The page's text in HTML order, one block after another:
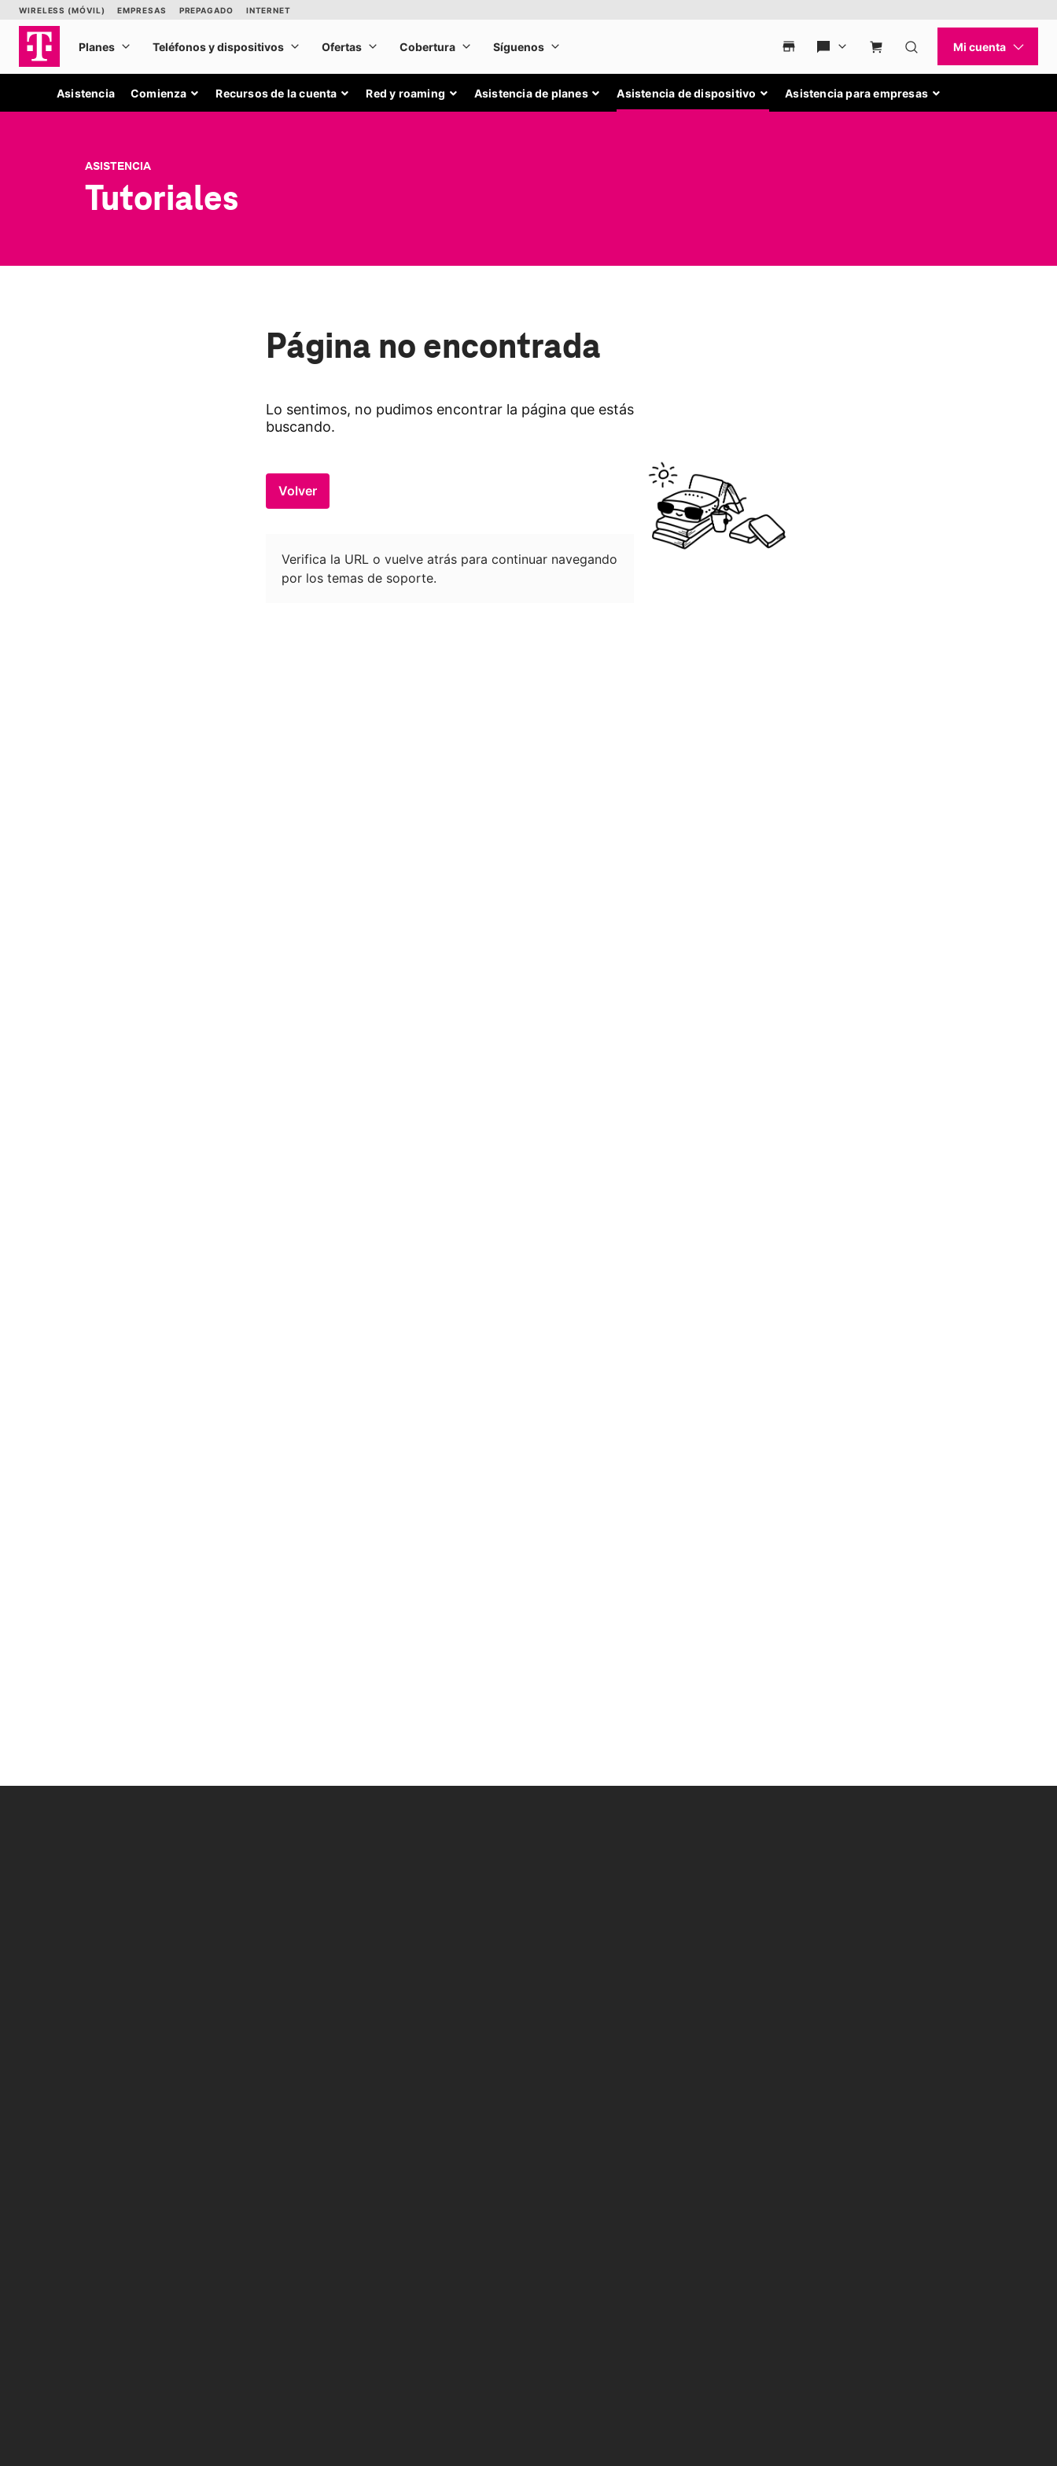
Asistencia Comienza Recursos de la cuenta Red y roaming Asistencia de planes Asistencia de dispositivo Asistencia para empresas
ASISTENCIA
Tutoriales